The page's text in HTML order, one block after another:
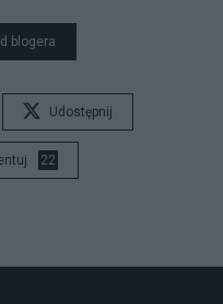
blogera
Udostępnij
22